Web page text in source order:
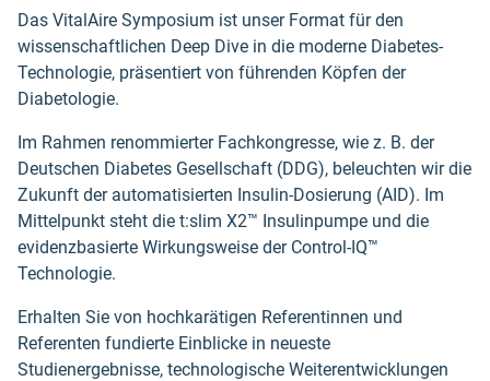
Das VitalAire Symposium ist unser Format für den
wissenschaftlichen Deep Dive in die moderne Diabetes-
Technologie, präsentiert von führenden Köpfen der
Diabetologie.
Im Rahmen renommierter Fachkongresse, wie z. B. der
Deutschen Diabetes Gesellschaft (DDG), beleuchten wir die
Zukunft der automatisierten Insulin-Dosierung (AID). Im
Mittelpunkt steht die t:slim X2™ Insulinpumpe und die
evidenzbasierte Wirkungsweise der Control-IQ™
Technologie.
Erhalten Sie von hochkarätigen Referentinnen und
Referenten fundierte Einblicke in neueste
Studienergebnisse, technologische Weiterentwicklungen